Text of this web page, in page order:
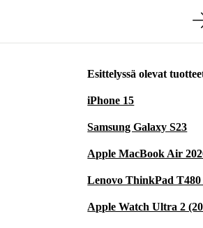
Esittelyssä olevat
iPhone 15
Samsung Galaxy S23
Apple MacBook Air
Lenovo ThinkPad T480
Apple Watch Ultra 2